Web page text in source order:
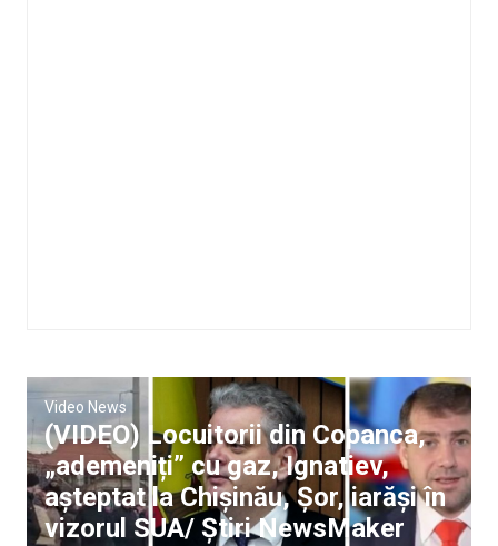
Video News
(VIDEO) Locuitorii din Copanca,
„ademeniți” cu gaz, Ignatiev,
așteptat la Chișinău, Șor, iarăși în
vizorul SUA/ Știri NewsMaker